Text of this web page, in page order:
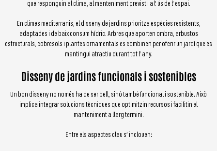
que responguin al clima, al manteniment previst i a l’ ús de l’ espai.
En climes mediterranis, el disseny de jardins prioritza espècies resistents,
adaptades i de baix consum hídric. Arbres que aporten ombra, arbustos
estructurals, cobresols i plantes ornamentals es combinen per oferir un jardí que es
mantingui atractiu durant tot l’ any.
Disseny de jardins funcionals i sostenibles
Un bon disseny no només ha de ser bell, sinó també funcional i sostenible. Això
implica integrar solucions tècniques que optimitzin recursos i facilitin el
manteniment a llarg termini.
Entre els aspectes clau s’ inclouen: